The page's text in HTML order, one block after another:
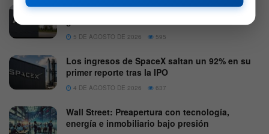
El giro de SpaceX que golpeó a AMD tras sus
5 DE AGOSTO DE 2026 595
Los ingresos de SpaceX saltan un 92% en su
primer reporte tras la IPO
4 DE AGOSTO DE 2026 637
Wall Street: Preapertura con tecnología,
energía e inmobiliario bajo presión